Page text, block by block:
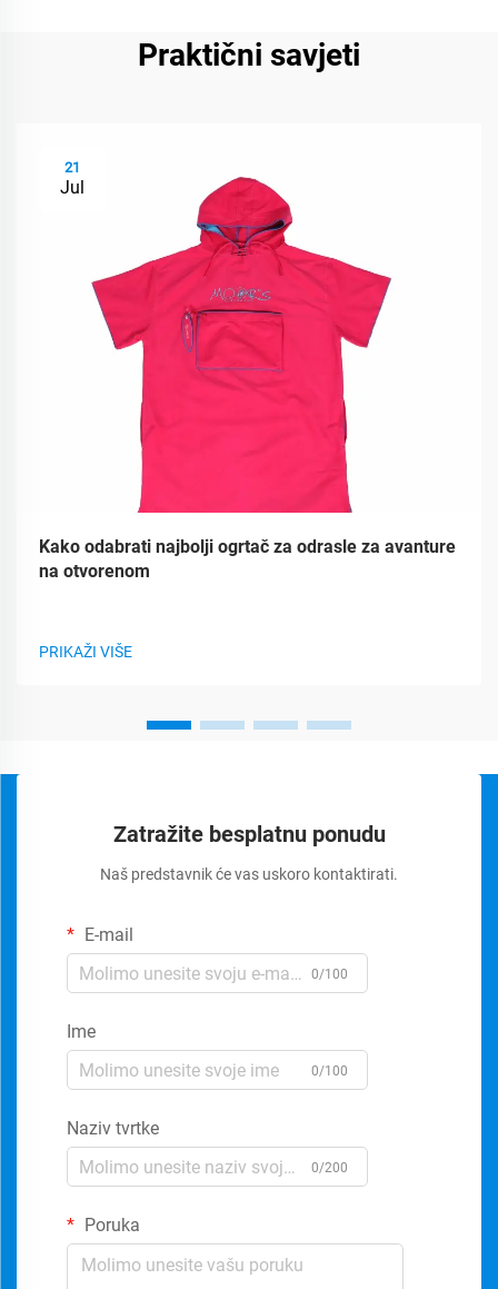
Praktični savjeti
21
Jul
Kako odabrati najbolji ogrtač za odrasle za avanture
na otvorenom
PRIKAŽI VIŠE
Zatražite besplatnu ponudu
Naš predstavnik će vas uskoro kontaktirati.
E-mail
0/100
Ime
0/100
Naziv tvrtke
0/200
Poruka